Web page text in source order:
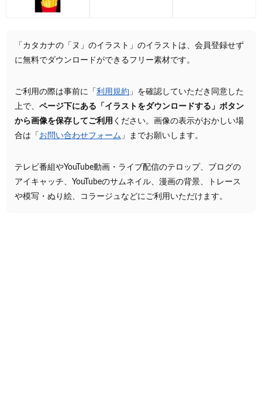
「カタカナの「ヌ」のイラスト」のイラストは、会員登録せず
に無料でダウンロードができるフリー素材です。
ご利用の際は事前に「 利用規約 」を確認していただき同意した
上で、 ページ下にある「イラストをダウンロードする」ボタン
から画像を保存してご利用 ください。画像の表示がおかしい場
合は「 お問い合わせフォーム 」までお願いします。
テレビ番組やYouTube動画・ライブ配信のテロップ、ブログの
アイキャッチ、YouTubeのサムネイル、漫画の背景、トレース
や模写・ぬり絵、コラージュなどにご利用いただけます。